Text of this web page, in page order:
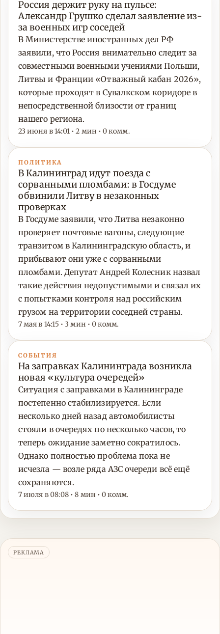
Россия держит руку на пульсе:
Александр Грушко сделал заявление из-
за военных игр соседей
В Министерстве иностранных дел РФ
заявили, что Россия внимательно следит за
совместными военными учениями Польши,
Литвы и Франции «Отважный кабан 2026»,
которые проходят в Сувалкском коридоре в
непосредственной близости от границ
нашего региона.
23 июня в 14:01 • 2 мин • 0 комм.
ПОЛИТИКА
В Калининград идут поезда с
сорванными пломбами: в Госдуме
обвинили Литву в незаконных
проверках
В Госдуме заявили, что Литва незаконно
проверяет почтовые вагоны, следующие
транзитом в Калининградскую область, и
прибывают они уже с сорванными
пломбами. Депутат Андрей Колесник назвал
такие действия недопустимыми и связал их
с попытками контроля над российским
грузом на территории соседней страны.
7 мая в 14:15 • 3 мин • 0 комм.
СОБЫТИЯ
На заправках Калининграда возникла
новая «культура очередей»
Ситуация с заправками в Калининграде
постепенно стабилизируется. Если
несколько дней назад автомобилисты
стояли в очередях по несколько часов, то
теперь ожидание заметно сократилось.
Однако полностью проблема пока не
исчезла — возле ряда АЗС очереди всё ещё
сохраняются.
7 июля в 08:08 • 8 мин • 0 комм.
РЕКЛАМА